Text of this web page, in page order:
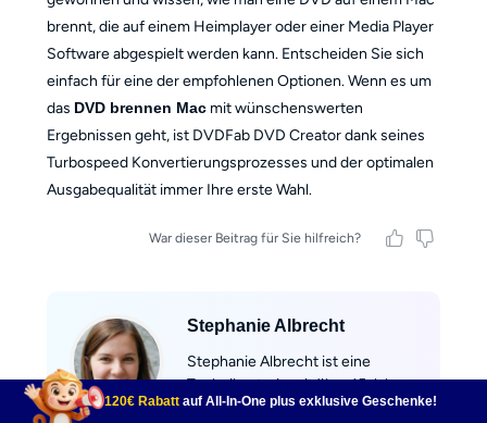
brennt, die auf einem Heimplayer oder einer Media Player
Software abgespielt werden kann. Entscheiden Sie sich
einfach für eine der empfohlenen Optionen. Wenn es um
das DVD brennen Macmit wünschenswerten
Ergebnissen geht, ist DVDFab DVD Creator dank seines
Turbospeed Konvertierungsprozesses und der optimalen
Ausgabequalität immer Ihre erste Wahl.
War dieser Beitrag für Sie hilfreich?
Stephanie Albrecht
Stephanie Albrecht ist eine
Technikautorin mit über 15 Jahren
Erfahrung im Bereich Blu-ray-,
120€ Rabatt auf All-In-One plus exklusive Geschenke!